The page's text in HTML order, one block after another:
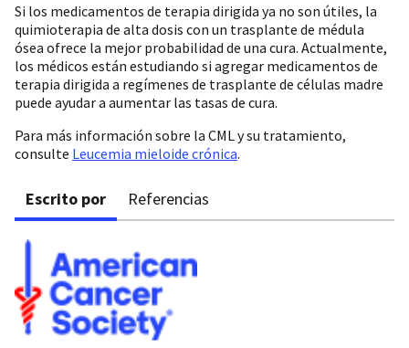
Si los medicamentos de terapia dirigida ya no son útiles, la
quimioterapia de alta dosis con un trasplante de médula
ósea ofrece la mejor probabilidad de una cura. Actualmente,
los médicos están estudiando si agregar medicamentos de
terapia dirigida a regímenes de trasplante de células madre
puede ayudar a aumentar las tasas de cura.
Para más información sobre la CML y su tratamiento,
consulte Leucemia mieloide crónica.
Escrito por Referencias